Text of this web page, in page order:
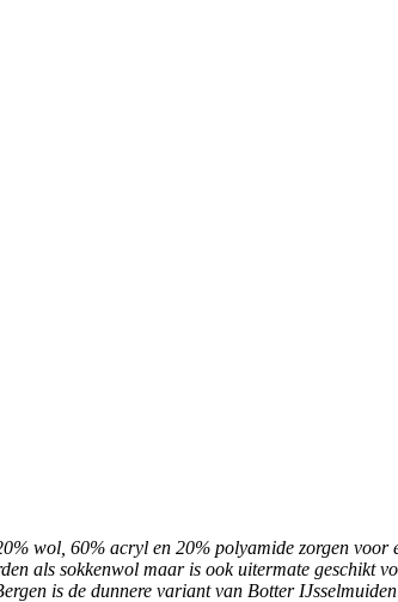
wol, 60% acryl en 20% polyamide zorgen
als sokkenwol maar is ook uitermate
is de dunnere variant van Botter